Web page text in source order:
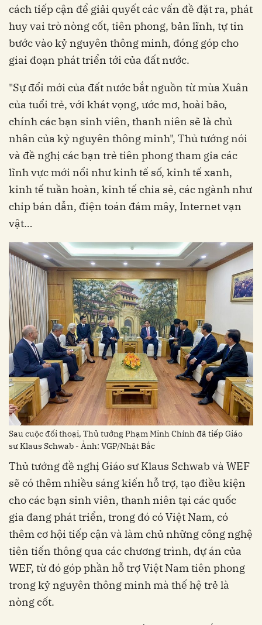
cách tiếp cận để giải quyết các vấn đề đặt ra, phát
huy vai trò nòng cốt, tiên phong, bản lĩnh, tự tin
bước vào kỷ nguyên thông minh, đóng góp cho
giai đoạn phát triển tới của đất nước.
"Sự đổi mới của đất nước bắt nguồn từ mùa Xuân
của tuổi trẻ, với khát vọng, ước mơ, hoài bão,
chính các bạn sinh viên, thanh niên sẽ là chủ
nhân của kỷ nguyên thông minh", Thủ tướng nói
và đề nghị các bạn trẻ tiên phong tham gia các
lĩnh vực mới nổi như kinh tế số, kinh tế xanh,
kinh tế tuần hoàn, kinh tế chia sẻ, các ngành như
chip bán dẫn, điện toán đám mây, Internet vạn
vật…
Sau cuộc đối thoại, Thủ tướng Phạm Minh Chính đã tiếp Giáo
sư Klaus Schwab - Ảnh: VGP/Nhật Bắc
Thủ tướng đề nghị Giáo sư Klaus Schwab và WEF
sẽ có thêm nhiều sáng kiến hỗ trợ, tạo điều kiện
cho các bạn sinh viên, thanh niên tại các quốc
gia đang phát triển, trong đó có Việt Nam, có
thêm cơ hội tiếp cận và làm chủ những công nghệ
tiên tiến thông qua các chương trình, dự án của
WEF, từ đó góp phần hỗ trợ Việt Nam tiên phong
trong kỷ nguyên thông minh mà thế hệ trẻ là
nòng cốt.